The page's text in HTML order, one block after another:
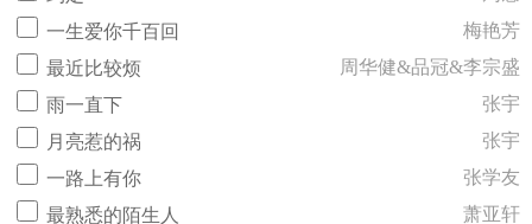
一生爱你千百回
梅艳芳
最近比较烦
周华健&品冠&李宗盛
雨一直下
张宇
月亮惹的祸
张宇
一路上有你
张学友
最熟悉的陌生人
萧亚轩